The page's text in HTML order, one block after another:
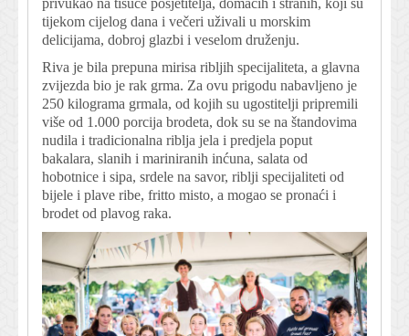
privukao na tisuće posjetitelja, domaćih i stranih, koji su
tijekom cijelog dana i večeri uživali u morskim
delicijama, dobroj glazbi i veselom druženju.
Riva je bila prepuna mirisa ribljih specijaliteta, a glavna
zvijezda bio je rak grma. Za ovu prigodu nabavljeno je
250 kilograma grmala, od kojih su ugostitelji pripremili
više od 1.000 porcija brodeta, dok su se na štandovima
nudila i tradicionalna riblja jela i predjela poput
bakalara, slanih i mariniranih inćuna, salata od
hobotnice i sipa, srdele na savor, riblji specijaliteti od
bijele i plave ribe, fritto misto, a mogao se pronaći i
brodet od plavog raka.